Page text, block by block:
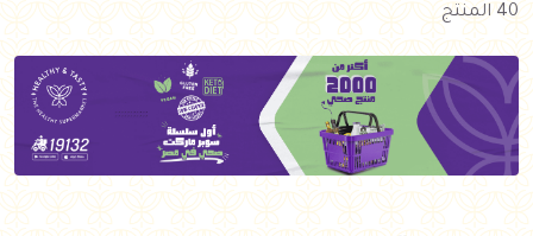
40 المنتج